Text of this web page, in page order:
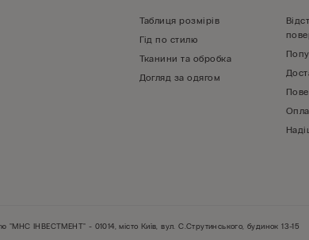
Таблиця розмірів
Гід по стилю
Тканини та обробка
Догляд за одягом
"МНС ІНВЕСТМЕНТ" - 01014, місто Київ, вул. С.Струтинського, будинок 13-15